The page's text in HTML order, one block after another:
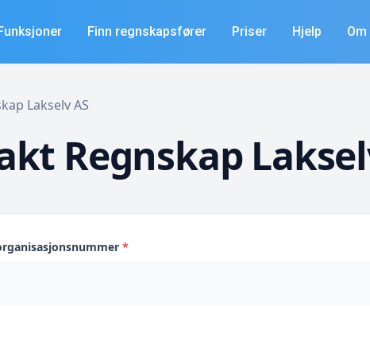
Finn regnskapsfører Priser Hjelp
Lakselv AS
Regnskap
*